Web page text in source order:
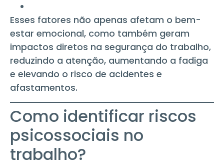
Esses fatores não apenas afetam o bem-
estar emocional, como também geram
impactos diretos na segurança do trabalho,
reduzindo a atenção, aumentando a fadiga
e elevando o risco de acidentes e
afastamentos.
Como identificar riscos
psicossociais no
trabalho?